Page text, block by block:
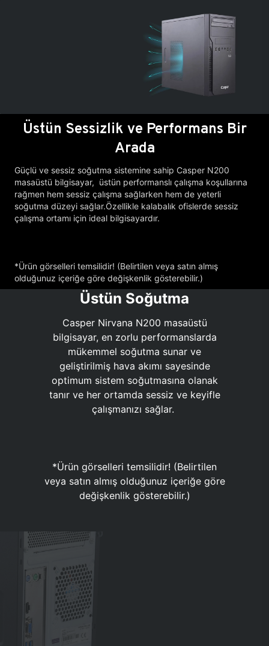
Üstün Sessizlik ve Performans Bir
Arada
Güçlü ve sessiz soğutma sistemine sahip Casper N200
masaüstü bilgisayar, üstün performanslı çalışma koşullarına
rağmen hem sessiz çalışma sağlarken hem de yeterli
soğutma düzeyi sağlar.Özellikle kalabalık ofislerde sessiz
çalışma ortamı için ideal bilgisayardır.
*Ürün görselleri temsilidir! (Belirtilen veya satın almış
olduğunuz içeriğe göre değişkenlik gösterebilir.)
Üstün Soğutma
Casper Nirvana N200 masaüstü
bilgisayar, en zorlu performanslarda
mükemmel soğutma sunar ve
geliştirilmiş hava akımı sayesinde
optimum sistem soğutmasına olanak
tanır ve her ortamda sessiz ve keyifle
çalışmanızı sağlar.
*Ürün görselleri temsilidir! (Belirtilen
veya satın almış olduğunuz içeriğe göre
değişkenlik gösterebilir.)